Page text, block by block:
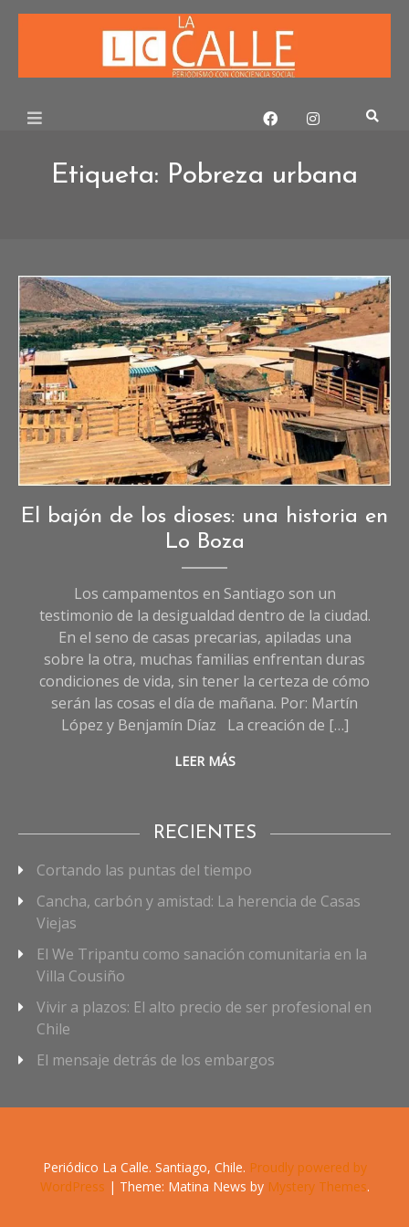
Skip
Etiqueta: Pobreza urbana
(Imagen referencial). Créditos: Jorge Nazer, UC.cl
Crónicas,
Crónicas
El bajón de los dioses: una historia en
Lo Boza
Los campamentos en Santiago son un
testimonio de la desigualdad dentro de la ciudad.
En el seno de casas precarias, apiladas una
sobre la otra, muchas familias enfrentan duras
condiciones de vida, sin tener la certeza de cómo
serán las cosas el día de mañana. Por: Martín
López y Benjamín Díaz La creación de […]
LEER MÁS
RECIENTES
Cortando las puntas del tiempo
Cancha, carbón y amistad: La herencia de Casas
Viejas
El We Tripantu como sanación comunitaria en la
Villa Cousiño
Vivir a plazos: El alto precio de ser profesional en
Chile
El mensaje detrás de los embargos
Periódico La Calle. Santiago, Chile. Proudly powered by
WordPress | Theme: Matina News by Mystery Themes.